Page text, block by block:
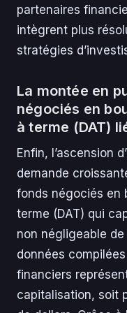
partenaires
intègrent plus
stratégies
La montée en
négociés en
à terme (DAT)
Enfin, l’ascension
demande
fonds négociés en
terme (DAT) qui
non négligeable
données
financiers
capitalisation, soit